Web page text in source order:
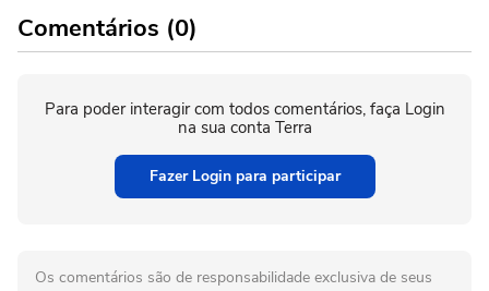
Comentários (0)
Para poder interagir com todos comentários, faça Login
na sua conta Terra
Fazer Login para participar
Os comentários são de responsabilidade exclusiva de seus